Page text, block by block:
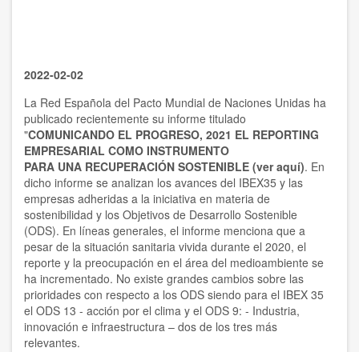
2022-02-02
La Red Española del Pacto Mundial de Naciones Unidas ha
publicado recientemente su informe titulado
"COMUNICANDO EL PROGRESO, 2021 EL REPORTING
EMPRESARIAL COMO INSTRUMENTO
PARA UNA RECUPERACIÓN SOSTENIBLE (ver aquí). En
dicho informe se analizan los avances del IBEX35 y las
empresas adheridas a la iniciativa en materia de
sostenibilidad y los Objetivos de Desarrollo Sostenible
(ODS). En líneas generales, el informe menciona que a
pesar de la situación sanitaria vivida durante el 2020, el
reporte y la preocupación en el área del medioambiente se
ha incrementado. No existe grandes cambios sobre las
prioridades con respecto a los ODS siendo para el IBEX 35
el ODS 13 - acción por el clima y el ODS 9: - Industria,
innovación e infraestructura – dos de los tres más
relevantes.